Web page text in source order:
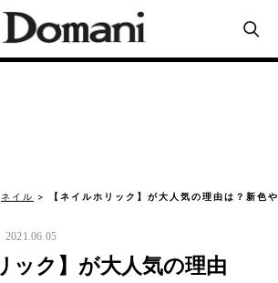
ネイル 【ネイルホリック】が大人気の理由は？新色
2021.06.05
ック】が大人気の理由